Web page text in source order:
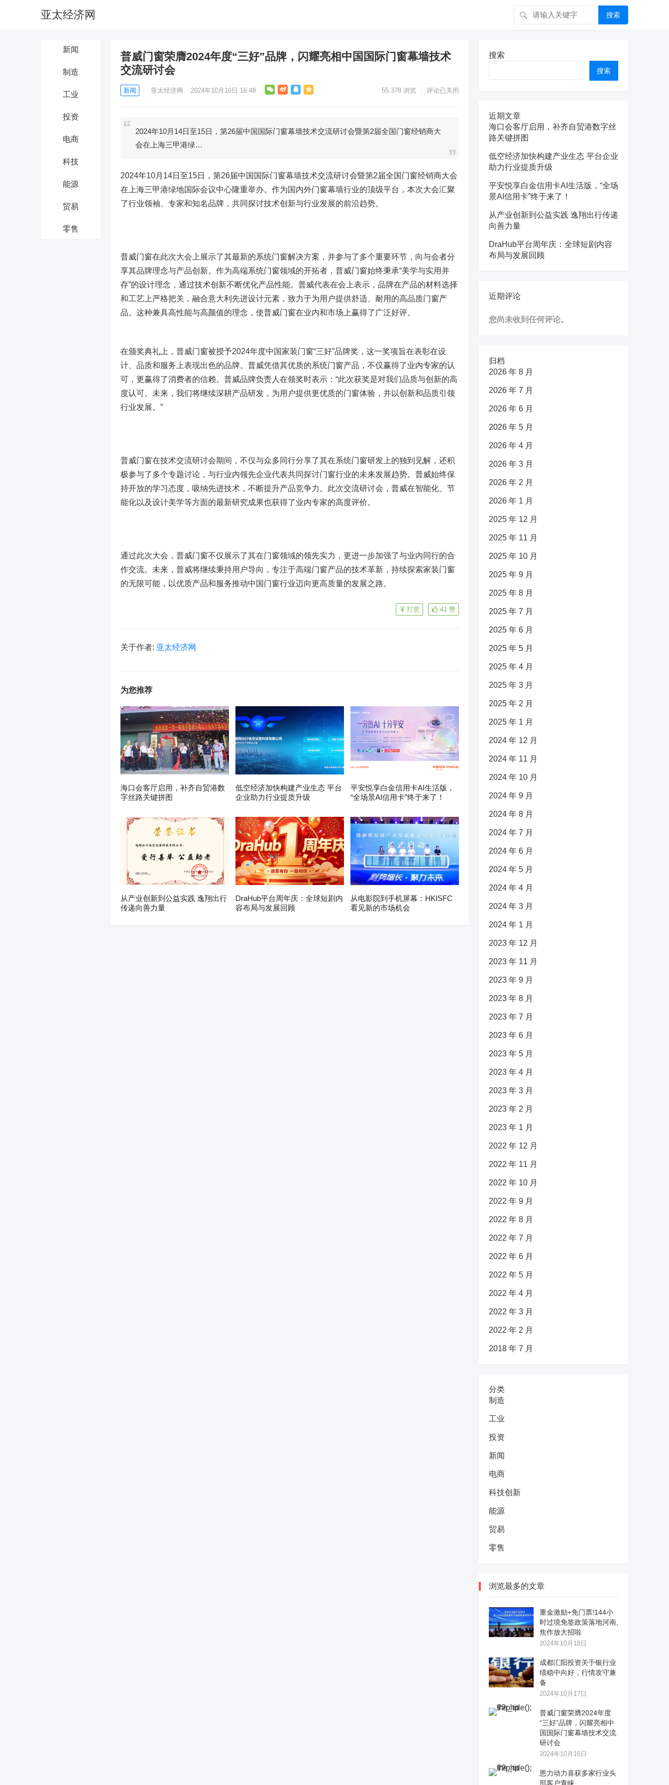
亚太经济网 搜索
新闻
制造
工业
投资
电商
科技
能源
贸易
零售
普威门窗荣膺2024年度“三好”品牌，闪耀亮相中国国际门窗幕墙技术
交流研讨会
新闻 亚太经济网 2024年10月16日 16:48 55,378 浏览 评论已关闭
2024年10月14日至15日，第26届中国国际门窗幕墙技术交流研讨会暨第2届全国门窗经销商大
会在上海三甲港绿…
2024年10月14日至15日，第26届中国国际门窗幕墙技术交流研讨会暨第2届全国门窗经销商大会
在上海三甲港绿地国际会议中心隆重举办。作为国内外门窗幕墙行业的顶级平台，本次大会汇聚
了行业领袖、专家和知名品牌，共同探讨技术创新与行业发展的前沿趋势。
普威门窗在此次大会上展示了其最新的系统门窗解决方案，并参与了多个重要环节，向与会者分
享其品牌理念与产品创新。作为高端系统门窗领域的开拓者，普威门窗始终秉承“美学与实用并
存”的设计理念，通过技术创新不断优化产品性能。普威代表在会上表示，品牌在产品的材料选择
和工艺上严格把关，融合意大利先进设计元素，致力于为用户提供舒适、耐用的高品质门窗产
品。这种兼具高性能与高颜值的理念，使普威门窗在业内和市场上赢得了广泛好评。
在颁奖典礼上，普威门窗被授予2024年度中国家装门窗“三好”品牌奖，这一奖项旨在表彰在设
计、品质和服务上表现出色的品牌。普威凭借其优质的系统门窗产品，不仅赢得了业内专家的认
可，更赢得了消费者的信赖。普威品牌负责人在领奖时表示：“此次获奖是对我们品质与创新的高
度认可。未来，我们将继续深耕产品研发，为用户提供更优质的门窗体验，并以创新和品质引领
行业发展。”
普威门窗在技术交流研讨会期间，不仅与众多同行分享了其在系统门窗研发上的独到见解，还积
极参与了多个专题讨论，与行业内领先企业代表共同探讨门窗行业的未来发展趋势。普威始终保
持开放的学习态度，吸纳先进技术，不断提升产品竞争力。此次交流研讨会，普威在智能化、节
能化以及设计美学等方面的最新研究成果也获得了业内专家的高度评价。
通过此次大会，普威门窗不仅展示了其在门窗领域的领先实力，更进一步加强了与业内同行的合
作交流。未来，普威将继续秉持用户导向，专注于高端门窗产品的技术革新，持续探索家装门窗
的无限可能，以优质产品和服务推动中国门窗行业迈向更高质量的发展之路。
41 赞
打赏
关于作者: 亚太经济网
为您推荐
海口会客厅启用，补齐自贸港数
字丝路关键拼图
低空经济加快构建产业生态 平台
企业助力行业提质升级
平安悦享白金信用卡AI生活版，
“全场景AI信用卡”终于来了！
从产业创新到公益实践 逸翔出行
传递向善力量
DraHub平台周年庆：全球短剧内
容布局与发展回顾
从电影院到手机屏幕：HKISFC
看见新的市场机会
搜索
搜索
近期文章
海口会客厅启用，补齐自贸港数字丝
路关键拼图
低空经济加快构建产业生态 平台企业
助力行业提质升级
平安悦享白金信用卡AI生活版，“全场
景AI信用卡”终于来了！
从产业创新到公益实践 逸翔出行传递
向善力量
DraHub平台周年庆：全球短剧内容
布局与发展回顾
近期评论
您尚未收到任何评论。
归档
2026 年 8 月
2026 年 7 月
2026 年 6 月
2026 年 5 月
2026 年 4 月
2026 年 3 月
2026 年 2 月
2026 年 1 月
2025 年 12 月
2025 年 11 月
2025 年 10 月
2025 年 9 月
2025 年 8 月
2025 年 7 月
2025 年 6 月
2025 年 5 月
2025 年 4 月
2025 年 3 月
2025 年 2 月
2025 年 1 月
2024 年 12 月
2024 年 11 月
2024 年 10 月
2024 年 9 月
2024 年 8 月
2024 年 7 月
2024 年 6 月
2024 年 5 月
2024 年 4 月
2024 年 3 月
2024 年 1 月
2023 年 12 月
2023 年 11 月
2023 年 9 月
2023 年 8 月
2023 年 7 月
2023 年 6 月
2023 年 5 月
2023 年 4 月
2023 年 3 月
2023 年 2 月
2023 年 1 月
2022 年 12 月
2022 年 11 月
2022 年 10 月
2022 年 9 月
2022 年 8 月
2022 年 7 月
2022 年 6 月
2022 年 5 月
2022 年 4 月
2022 年 3 月
2022 年 2 月
2018 年 7 月
分类
制造
工业
投资
新闻
电商
科技创新
能源
贸易
零售
浏览最多的文章
重金激励+免门票!144小
时过境免签政策落地河南,
焦作放大招啦
2024年10月18日
成都汇阳投资关于银行业
绩稳中向好，行情攻守兼
备
2024年10月17日
普威门窗荣膺2024年度
“三好”品牌，闪耀亮相中
国国际门窗幕墙技术交流
研讨会
2024年10月16日
恩力动力喜获多家行业头
部客户青睐